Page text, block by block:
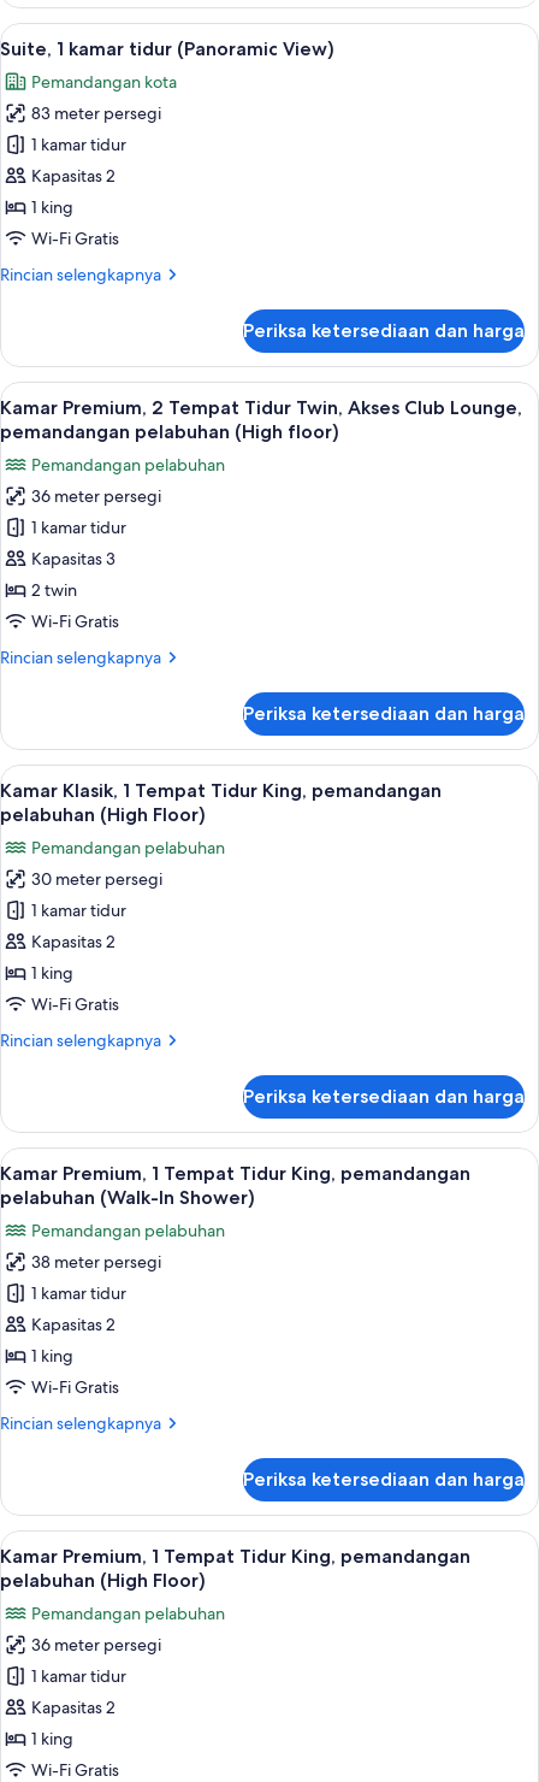
pemandangan
pelabuhan
Premium,
1
Tidur
King,
Akses
Club
Lounge,
pemandangan
pelabuhan
Lihat
semua
foto
untuk
Suite,
1
kamar
tidur
View)
Televisi 32-inci dengan saluran TV
5
Suite, 1 kamar tidur (Panoramic View)
Pemandangan kota
83 meter persegi
1 kamar tidur
Kapasitas 2
1 king
Wi-Fi Gratis
Rincian selengkapnya
Rincian
Suite,
kamar
tidur
(Panoramic
View)
Periksa ketersediaan dan harga
Lihat
semua
foto
untuk
Kamar
Premium,
2
Tempat
Tidur
Akses
pemandangan
pelabuhan
(High
floor)
Minibar, brankas, meja kerja, dan
5
Kamar Premium, 2 Tempat Tidur Twin, Akses Club Lounge,
pemandangan pelabuhan (High floor)
Pemandangan pelabuhan
36 meter persegi
1 kamar tidur
Kapasitas 3
2 twin
Wi-Fi Gratis
Rincian selengkapnya
Rincian
Kamar
Premium,
2
Tempat
Tidur
Twin,
Akses
Club
Lounge,
pemandangan
(High
floor)
Periksa ketersediaan dan harga
Lihat
semua
foto
untuk
Kamar
Klasik,
1
Tempat
Tidur
pemandangan
Floor)
Minibar, brankas, meja kerja, dan
3
Kamar Klasik, 1 Tempat Tidur King, pemandangan
pelabuhan (High Floor)
Pemandangan pelabuhan
30 meter persegi
1 kamar tidur
Kapasitas 2
1 king
Wi-Fi Gratis
Rincian selengkapnya
Rincian
Kamar
Klasik,
1
Tempat
Tidur
King,
pemandangan
pelabuhan
(High
Floor)
Periksa ketersediaan dan harga
Lihat
semua
foto
untuk
Kamar
Premium,
1
Tempat
Tidur
pemandangan
In
Shower)
Minibar, brankas, meja kerja, dan
4
Kamar Premium, 1 Tempat Tidur King, pemandangan
pelabuhan (Walk-In Shower)
Pemandangan pelabuhan
38 meter persegi
1 kamar tidur
Kapasitas 2
1 king
Wi-Fi Gratis
Rincian selengkapnya
Rincian
Kamar
Premium,
1
Tempat
Tidur
King,
pemandangan
pelabuhan
(Walk-
In
Periksa ketersediaan dan harga
Lihat
semua
foto
untuk
Kamar
Premium,
1
Tempat
Tidur
Minibar, brankas, meja kerja, dan
3
Kamar Premium, 1 Tempat Tidur King, pemandangan
pelabuhan (High Floor)
Pemandangan pelabuhan
36 meter persegi
1 kamar tidur
Kapasitas 2
1 king
Wi-Fi Gratis